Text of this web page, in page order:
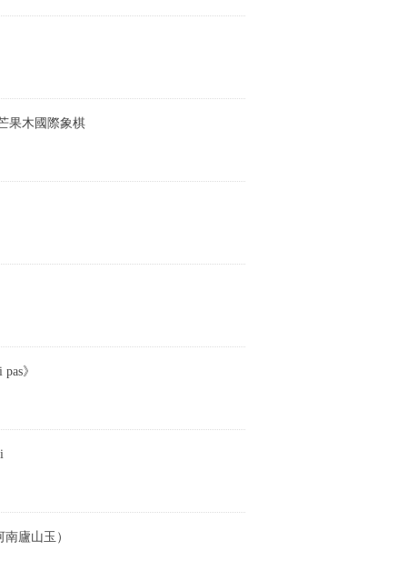
果木國際象棋
》
廬山玉）